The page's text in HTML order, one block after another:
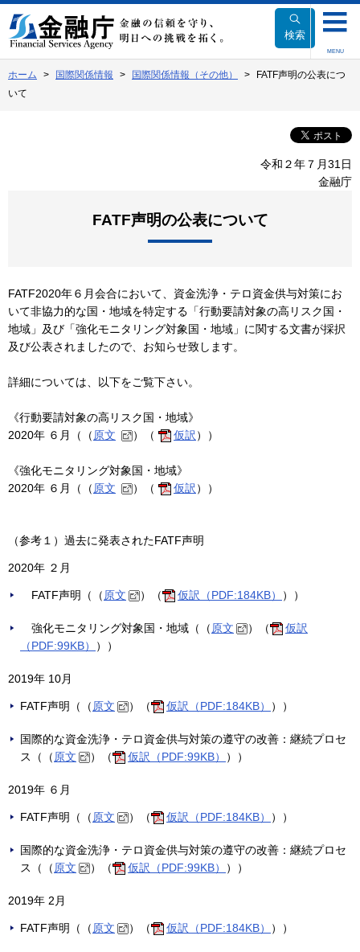
文
へ
動
検索
MENU
ホーム 国際関係情報 国際関係情報（その他）
FATF声明の公表につ
いて
令和２年７月31日
金融庁
FATF声明の公表について
FATF2020年６月会合において、資金洗浄・テロ資金供与対策にお
いて非協力的な国・地域を特定する「行動要請対象の高リスク国・
地域」及び「強化モニタリング対象国・地域」に関する文書が採択
及び公表されましたので、お知らせ致します。
詳細については、以下をご覧下さい。
《行動要請対象の高リスク国・地域》
2020年 ６月（（ 原文 ）（ 仮訳 ））
《強化モニタリング対象国・地域》
2020年 ６月（（ 原文 ）（ 仮訳 ））
（参考１）過去に発表されたFATF声明
2020年 ２月
FATF声明（（ 原文 ）（ 仮訳（PDF:184KB） ））
強化モニタリング対象国・地域（（ 原文 ）（
仮訳
（PDF:99KB）
））
2019年 10月
FATF声明（（ 原文 ）（ 仮訳（PDF:184KB） ））
国際的な資金洗浄・テロ資金供与対策の遵守の改善：継続プロセ
ス（（ 原文 ）（ 仮訳（PDF:99KB） ））
2019年 ６月
FATF声明（（ 原文 ）（ 仮訳（PDF:184KB） ））
国際的な資金洗浄・テロ資金供与対策の遵守の改善：継続プロセ
ス（（ 原文 ）（ 仮訳（PDF:99KB） ））
2019年 2月
FATF声明（（ 原文 ）（ 仮訳（PDF:184KB） ））